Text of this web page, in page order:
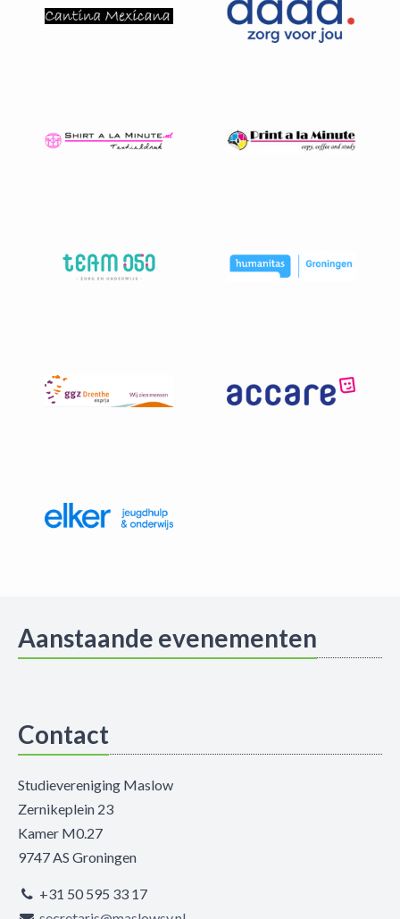
Aanstaande evenementen
Contact
Studievereniging Maslow
Zernikeplein 23
Kamer M0.27
9747 AS Groningen
+31 50 595 33 17